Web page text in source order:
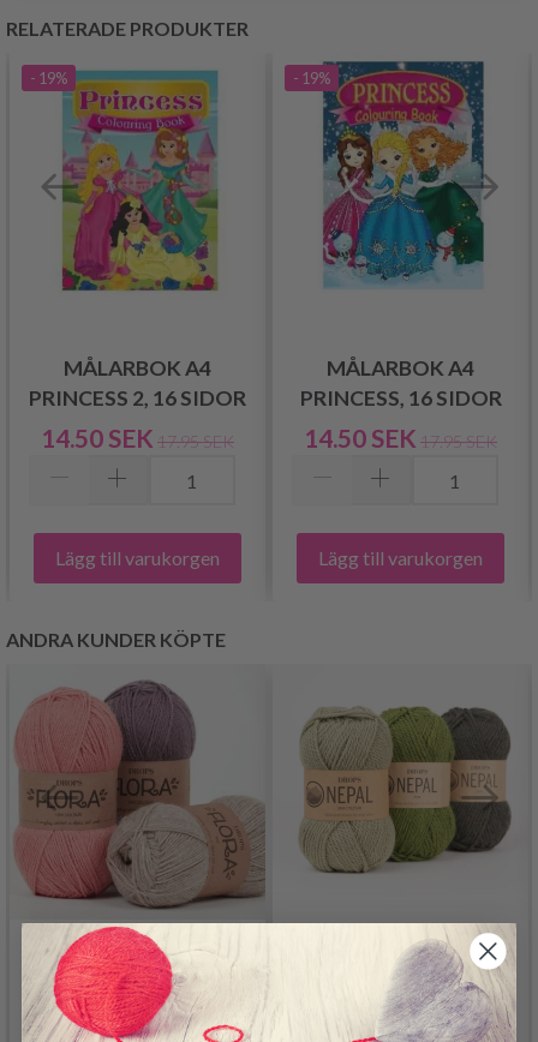
RELATERADE PRODUKTER
- 19%
MÅLARBOK A4
PRINCESS 2, 16 SIDOR
14.50 SEK 17.95 SEK
Lägg till varukorgen
- 19%
MÅLARBOK A4
PRINCESS, 16 SIDOR
14.50 SEK 17.95 SEK
Lägg till varukorgen
ANDRA KUNDER KÖPTE
DROPS FLORA DROPS NEPAL